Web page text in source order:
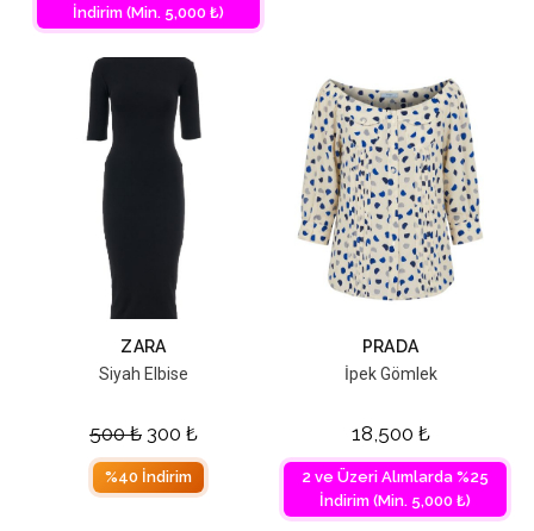
İndirim (Min. 5,000 ₺)
ZARA
Siyah Elbise
500₺ 300 ₺
%40 İndirim
PRADA
İpek Gömlek
18,500 ₺
2 ve Üzeri Alımlarda %25
İndirim (Min. 5,000 ₺)